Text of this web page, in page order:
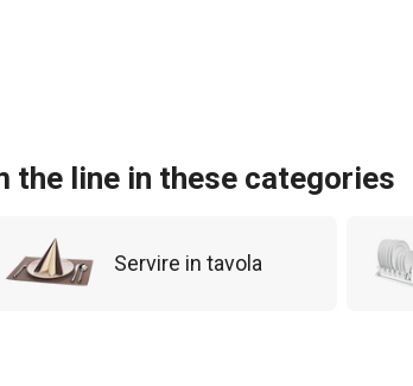
the line in these categories
Servire in tavola